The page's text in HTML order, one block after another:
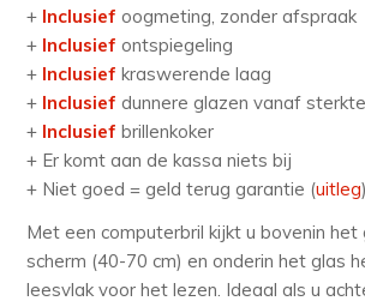
+ Inclusief oogmeting, zonder afspraak
+ Inclusief ontspiegeling
+ Inclusief kraswerende laag
+ Inclusief dunnere glazen vanaf
+ Inclusief brillenkoker
+ Er komt aan de kassa niets bij
+ Niet goed = geld terug garantie (uitleg)
Met een computerbril kijkt u bovenin
scherm (40-70 cm) en onderin het glas
leesvlak voor het lezen. Ideaal als u